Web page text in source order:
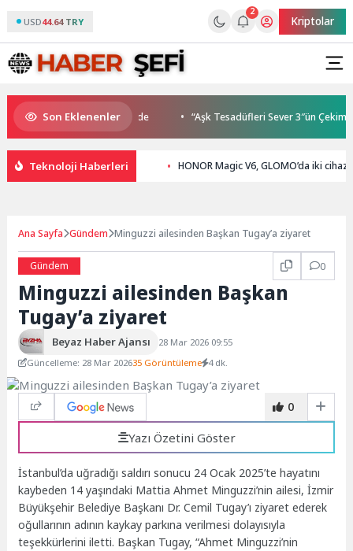
USD44.64 TRY
2
Kriptolar
Son Eklenenler
gençleri İzmir’de “Aşk Tesadüfleri Sever 3″ün Çekimleri
Teknoloji Haberleri HONOR Magic V6, GLOMO’da iki
Ana Sayfa Gündem Minguzzi ailesinden Başkan Tugay’a ziyaret
Gündem 0
Minguzzi ailesinden Başkan
Tugay’a ziyaret
Beyaz Haber Ajansı
28 Mar 2026 09:55
Güncelleme: 28 Mar 202635 Görüntüleme 4 dk.
0
Yazı Özetini Göster
İstanbul’da uğradığı saldırı sonucu 24 Ocak 2025’te hayatını
kaybeden 14 yaşındaki Mattia Ahmet Minguzzi’nin ailesi, İzmir
Büyükşehir Belediye Başkanı Dr. Cemil Tugay’ı ziyaret ederek
oğullarının adının kaykay parkına verilmesi dolayısıyla
teşekkürlerini iletti. Başkan Tugay, “Ahmet Minguzzi’nin